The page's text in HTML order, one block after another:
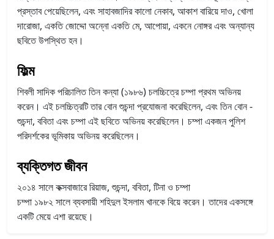
প্রস্তাব পেয়েছিলেন, এবং সাহাবজাদির কালো নেকাব, আকাশ বারিয়ে দাও, খোলা
দারোজা, একতি জোদ্দো অন্নো একতি মে, আপোয়া, একনে নোঙ্গর এবং অন্যান্য
ছবিতে উপস্থিত হন।
ফিল্ম
শিবলী সাদিক পরিচালিত তিন কন্যা (১৯৮৬) চলচ্চিত্রে চম্পা প্রথম অভিনয়
করেন। এই চলচ্চিত্রটি তার বোন শুচন্দা প্রযোজনা করেছিলেন, এবং তিন বোন -
শুচন্দা, ববিতা এবং চম্পা এই ছবিতে অভিনয় করেছিলেন। চম্পা একজন পুলিশ
পরিদর্শকের ভূমিকায় অভিনয় করেছিলেন।
ব্যক্তিগত জীবন
২০১৪ সালে কক্সবাজারে রিয়াজ, শুচন্দা, ববিতা, টিনা ও চম্পা
চম্পা ১৯৮২ সালে ব্যবসায়ী শহিদুল ইসলাম খানকে বিয়ে করেন। তাদের একসঙ্গে
একটি মেয়ে এশা রয়েছে।